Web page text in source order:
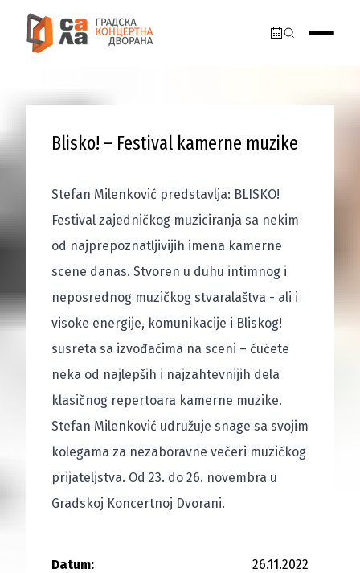
Blisko! – Festival kamerne muzike
Stefan Milenković predstavlja: BLISKO!
Festival zajedničkog muziciranja sa nekim
od najprepoznatljivijih imena kamerne
scene danas. Stvoren u duhu intimnog i
neposrednog muzičkog stvaralaštva - ali i
visoke energije, komunikacije i Bliskog!
susreta sa izvođačima na sceni – čućete
neka od najlepših i najzahtevnijih dela
klasičnog repertoara kamerne muzike.
Stefan Milenković udružuje snage sa svojim
kolegama za nezaboravne večeri muzičkog
prijateljstva. Od 23. do 26. novembra u
Gradskoj Koncertnoj Dvorani.
Datum: 26.11.2022